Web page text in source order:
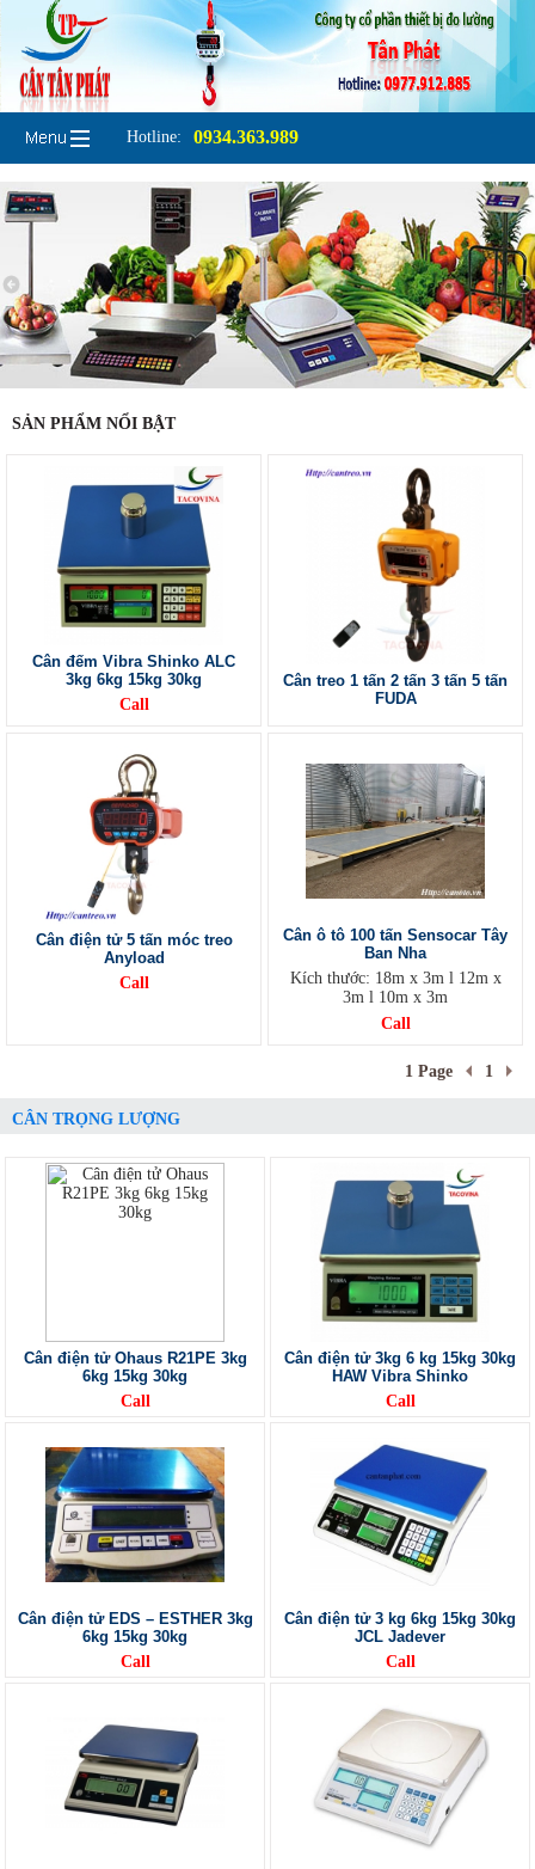
Hotline: 0934.363.989
SẢN PHẨM NỔI BẬT
Cân đếm Vibra Shinko ALC
3kg 6kg 15kg 30kg
Call
Cân treo 1 tấn 2 tấn 3 tấn 5 tấn
FUDA
Cân điện tử 5 tấn móc treo
Anyload
Call
Cân ô tô 100 tấn Sensocar Tây
Ban Nha
Kích thước: 18m x 3m l 12m x
3m l 10m x 3m
Call
1 Page 1
CÂN TRỌNG LƯỢNG
Cân điện tử Ohaus R21PE 3kg
6kg 15kg 30kg
Call
Cân điện tử 3kg 6 kg 15kg 30kg
HAW Vibra Shinko
Call
Cân điện tử EDS – ESTHER 3kg
6kg 15kg 30kg
Call
Cân điện tử 3 kg 6kg 15kg 30kg
JCL Jadever
Call